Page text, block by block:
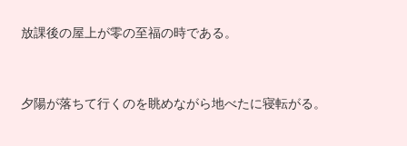
放課後の屋上が零の至福の時である。
夕陽が落ちて行くのを眺めながら地べたに寝転がる。